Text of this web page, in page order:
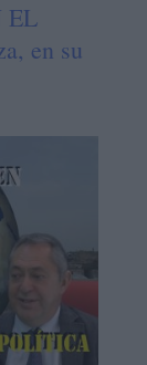
EL
en su